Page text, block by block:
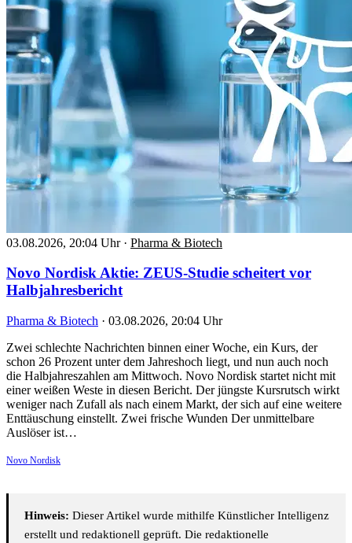
03.08.2026, 20:04 Uhr · Pharma & Biotech
Novo Nordisk Aktie: ZEUS-Studie scheitert vor
Halbjahresbericht
Pharma & Biotech · 03.08.2026, 20:04 Uhr
Zwei schlechte Nachrichten binnen einer Woche, ein Kurs, der
schon 26 Prozent unter dem Jahreshoch liegt, und nun auch noch
die Halbjahreszahlen am Mittwoch. Novo Nordisk startet nicht mit
einer weißen Weste in diesen Bericht. Der jüngste Kursrutsch wirkt
weniger nach Zufall als nach einem Markt, der sich auf eine weitere
Enttäuschung einstellt. Zwei frische Wunden Der unmittelbare
Auslöser ist…
Novo Nordisk
Hinweis: Dieser Artikel wurde mithilfe Künstlicher Intelligenz
erstellt und redaktionell geprüft. Die redaktionelle